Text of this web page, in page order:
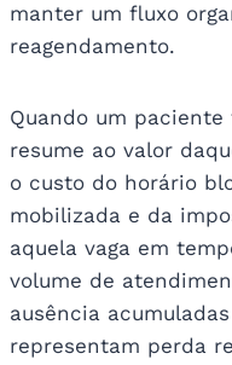
manter um fluxo
reagendamento.
Quando um
resume ao valor
o custo do horário
mobilizada e da
aquela vaga em
volume de
ausência
representam perda